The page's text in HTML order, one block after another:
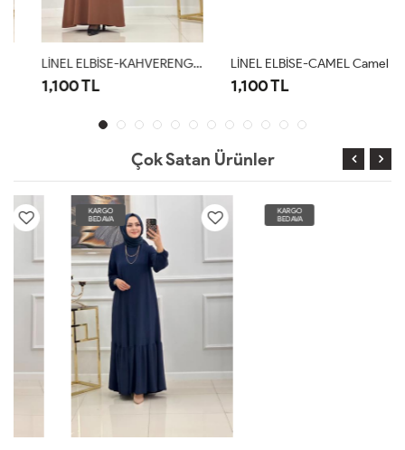
LİNEL ELBİSE-KAHVERENGİ Kahverengi
1,100 TL
LİNEL ELBİSE-CAMEL Camel
1,100 TL
Çok Satan Ürünler